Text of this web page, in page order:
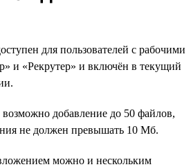
для пользователей с рабочими
и «Рекрутер» и включён в текущий
добавление до 50 файлов,
не должен превышать 10 Мб.
можно и нескольким